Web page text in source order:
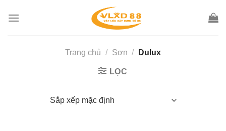
Trang chủ / Sơn / Dulux
LỌC